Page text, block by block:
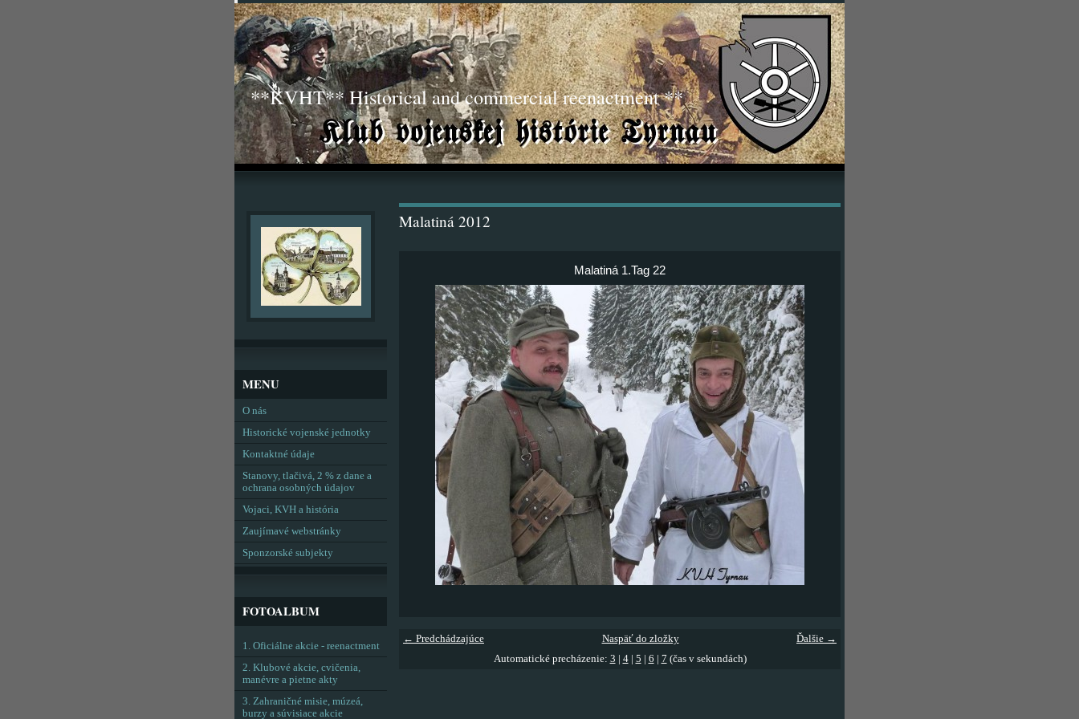
**KVHT** Historical and commercial reenactment **
Malatiná 2012
Malatiná 1.Tag 22
← Predchádzajúce Ďalšie →
Naspäť do zložky
Automatické precházenie: 3 4| 5 6 7 (čas v sekundách)
MENU
O nás
Historické vojenské jednotky
Kontaktné údaje
Stanovy, tlačivá, 2 % z dane a
ochrana osobných údajov
Vojaci, KVH a história
Zaujímavé webstránky
Sponzorské subjekty
FOTOALBUM
1. Oficiálne akcie - reenactment
2. Klubové akcie, cvičenia,
manévre a pietne akty
3. Zahraničné misie, múzeá,
burzy a súvisiace akcie